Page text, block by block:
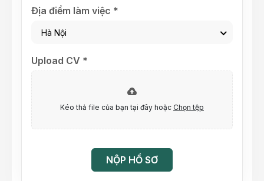
Địa điểm làm việc *
Hà Nội
Upload CV *
Kéo thả file của bạn tại đây hoặc Chọn tệp
NỘP HỒ SƠ